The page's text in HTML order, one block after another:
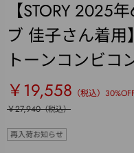
【STORY 2025
ブ 佳子さん着
トーンコンビコ
￥19,558 （税込） 30
￥27,940（税込）
再入荷お知らせ